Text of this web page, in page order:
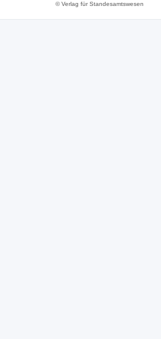
© Verlag für Standesamtswesen